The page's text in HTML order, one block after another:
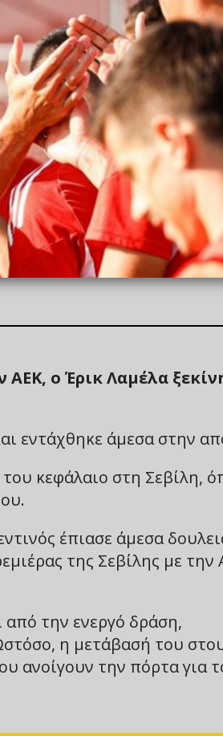
ο Έρικ Λαμέλα
εντάχθηκε άμεσα στην
κεφάλαιο στη Σεβίλη,
έπιασε άμεσα
της Σεβίλης με την
από την ενεργό δράση,
η μετάβασή του
ανοίγουν την πόρτα για